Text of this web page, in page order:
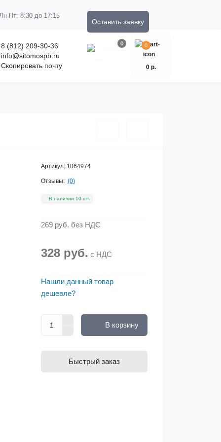
Пт: 8:30 до 17:15
Оставить заявку
8 (812) 209-30-36
info@sitomospb.ru
Скопировать почту
0 0
0 р.
Артикул: 1064974
Отзывы: (0)
В наличии 10 шт.
269 руб. без НДС
328 руб. с НДС
Нашли данный товар
дешевле?
В корзину
Быстрый заказ